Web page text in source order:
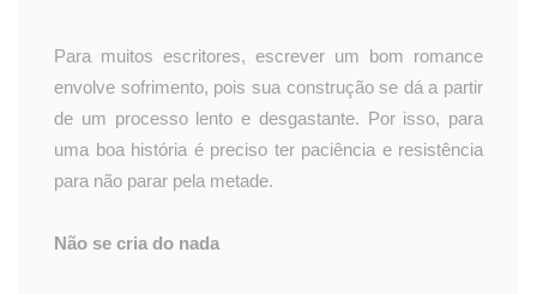
Para muitos escritores, escrever um bom romance
envolve sofrimento, pois sua construção se dá a partir
de um processo lento e desgastante. Por isso, para
uma boa história é preciso ter paciência e resistência
para não parar pela metade.
Não se cria do nada